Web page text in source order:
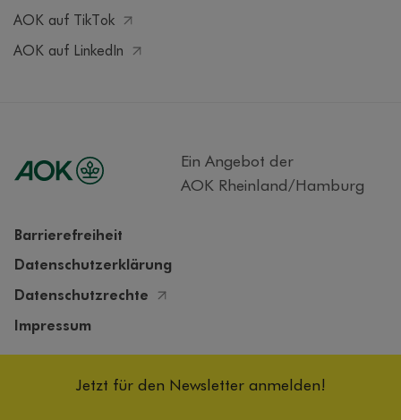
AOK auf TikTok
AOK auf LinkedIn
Ein Angebot der
AOK Rheinland/Hamburg
Barrierefreiheit
Datenschutzerklärung
Datenschutzrechte
Impressum
Jetzt für den Newsletter anmelden!